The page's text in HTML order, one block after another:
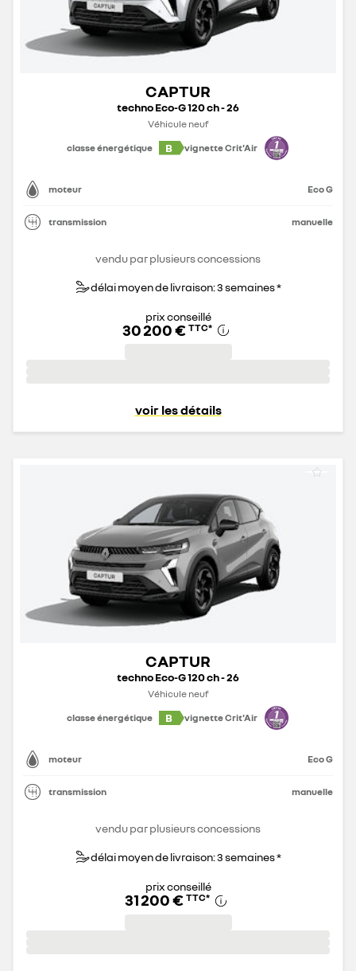
CAPTUR
techno Eco-G 120 ch - 26
Véhicule neuf
classe énergétique
B vignette Crit'Air
moteur Eco G
transmission manuelle
vendu par plusieurs concessions
délai moyen de livraison: 3 semaines *
prix conseillé
30 200 € TTC*
voir les détails
CAPTUR
techno Eco-G 120 ch - 26
Véhicule neuf
classe énergétique
B vignette Crit'Air
moteur Eco G
transmission manuelle
vendu par plusieurs concessions
délai moyen de livraison: 3 semaines *
prix conseillé
31 200 € TTC*